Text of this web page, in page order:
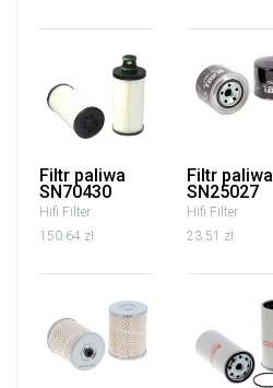
Filtr paliwa
SN70430
Hifi Filter
150.64 zł
Filtr paliwa
SN25027
Hifi Filter
23.51 zł